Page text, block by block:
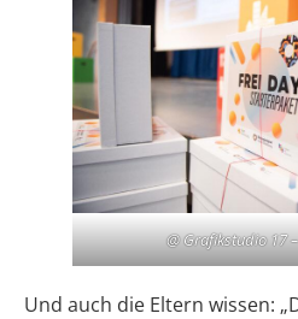
@ Grafikstudio 17
Und auch die Eltern wissen: